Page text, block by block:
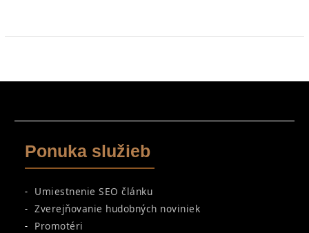
Ponuka služieb
Umiestnenie SEO článku
Zverejňovanie hudobných noviniek
Promotéri